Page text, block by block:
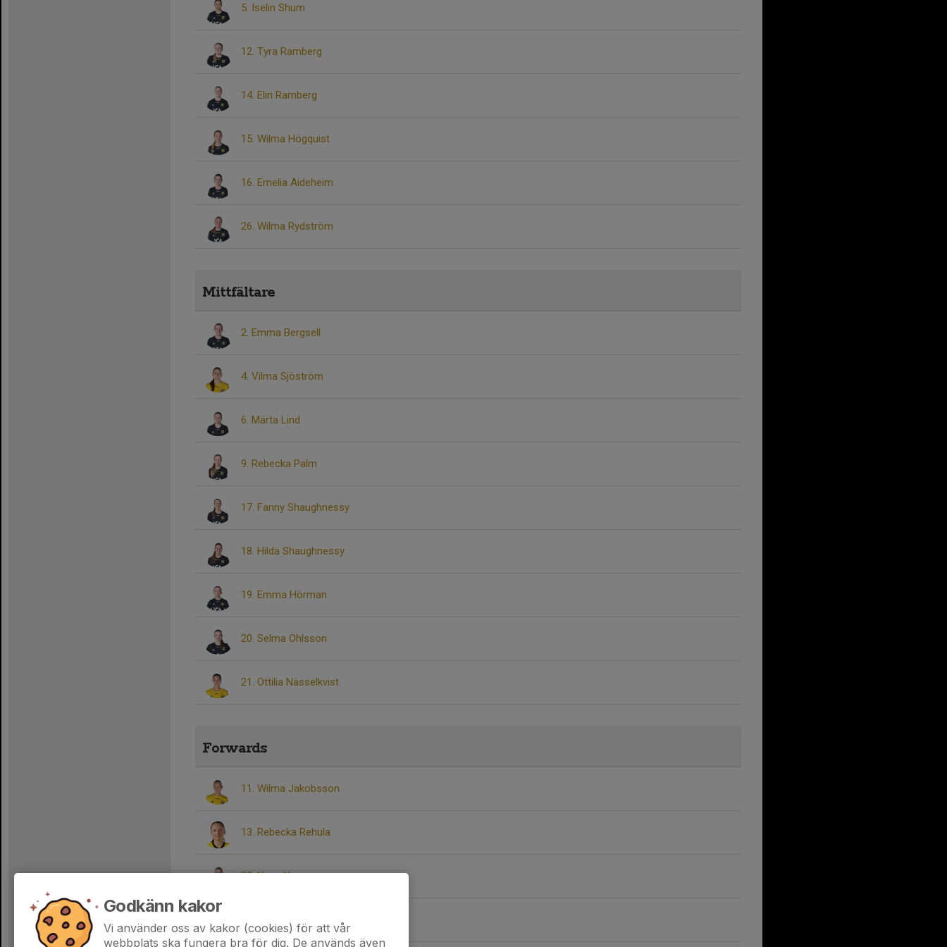
5. Iselin Shum
12. Tyra Ramberg
14. Elin Ramberg
15. Wilma Högquist
16. Emelia Aideheim
26. Wilma Rydström
Mittfältare
2. Emma Bergsell
4. Vilma Sjöström
6. Märta Lind
9. Rebecka Palm
17. Fanny Shaughnessy
18. Hilda Shaughnessy
19. Emma Hörman
20. Selma Ohlsson
21. Ottilia Nässelkvist
Forwards
11. Wilma Jakobsson
13. Rebecka Rehula
22. Nova Kenas
Godkänn kakor
Vi använder oss av kakor (cookies) för att vår
webbplats ska fungera bra för dig. De används även